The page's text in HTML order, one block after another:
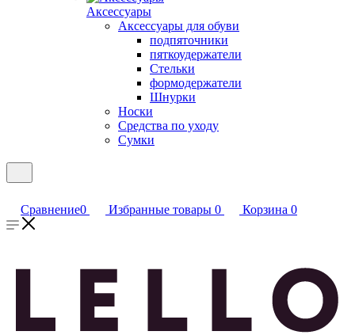
Аксессуары
Аксессуары для обуви
подпяточники
пяткоудержатели
Стельки
формодержатели
Шнурки
Носки
Средства по уходу
Сумки
Сравнение0 Избранные товары 0 Корзина 0